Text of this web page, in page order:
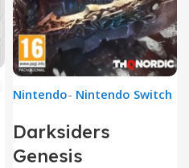
Nintendo- Nintendo Switch
Darksiders
Genesis